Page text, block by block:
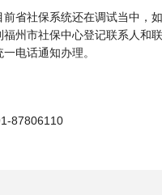
社保系统还在调试当中，
福州市社保中心登记联系人和
电话通知办理。
87806110